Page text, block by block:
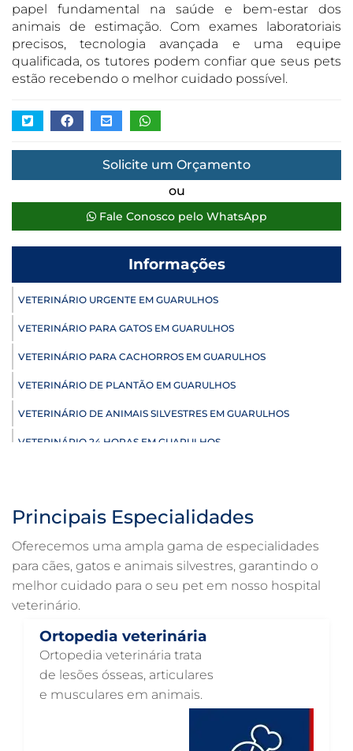
papel fundamental na saúde e bem-estar dos
animais de estimação. Com exames laboratoriais
precisos, tecnologia avançada e uma equipe
qualificada, os tutores podem confiar que seus pets
estão recebendo o melhor cuidado possível.
Solicite um Orçamento
ou
Fale Conosco pelo WhatsApp
Informações
VETERINÁRIO URGENTE EM GUARULHOS
VETERINÁRIO PARA GATOS EM GUARULHOS
VETERINÁRIO PARA CACHORROS EM GUARULHOS
VETERINÁRIO DE PLANTÃO EM GUARULHOS
VETERINÁRIO DE ANIMAIS SILVESTRES EM GUARULHOS
VETERINÁRIO 24 HORAS EM GUARULHOS
ULTRASSONOGRAFIA PARA CACHORRO EM GUARULHOS
ULTRASSOM VETERINÁRIO EM GUARULHOS
TRATAMENTO DE ANIMAIS EM GUARULHOS
RAIO X VETERINÁRIO EM GUARULHOS
PNEUMOLOGIA VETERINÁRIA EM GUARULHOS
OTOSCOPIA VETERINÁRIA EM GUARULHOS
OTOSCOPIA DIGITAL VETERINÁRIA EM GUARULHOS
Principais Especialidades
Oferecemos uma ampla gama de especialidades
para cães, gatos e animais silvestres, garantindo o
melhor cuidado para o seu pet em nosso hospital
veterinário.
Ortopedia veterinária
Ortopedia veterinária trata
de lesões ósseas, articulares
e musculares em animais.